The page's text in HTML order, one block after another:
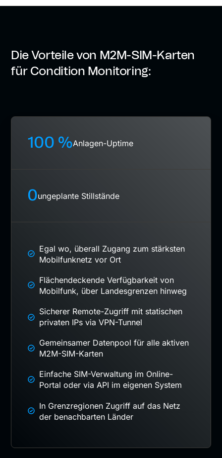
Die Vorteile von M2M-SIM-Karten
für Condition Monitoring:
100 %Anlagen-Uptime
0ungeplante Stillstände
Egal wo, überall Zugang zum stärksten
Mobilfunknetz vor Ort
Flächendeckende Verfügbarkeit von
Mobilfunk, über Landesgrenzen hinweg
Sicherer Remote-Zugriff mit statischen
privaten IPs via VPN-Tunnel
Gemeinsamer Datenpool für alle aktiven
M2M-SIM-Karten
Einfache SIM-Verwaltung im Online-
Portal oder via API im eigenen System
In Grenzregionen Zugriff auf das Netz
der benachbarten Länder